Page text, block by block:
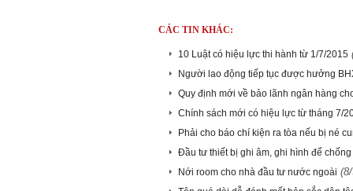
CÁC TIN KHÁC:
10 Luật có hiệu lực thi hành từ 1/7/2015
Người lao động tiếp tục được hưởng
Quy định mới về bảo lãnh ngân hàng
Chính sách mới có hiệu lực từ tháng 7/
Phải cho báo chí kiện ra tòa nếu bị né
Đầu tư thiết bị ghi âm, ghi hình để
Nới room cho nhà đầu tư nước ngoài